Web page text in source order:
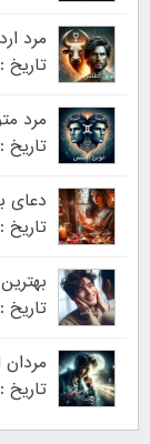
مرد
تاریخ : 14 / آذر / 1403
مرد
تاریخ : 14 / آذر / 1403
دعای
تاریخ : 10 / آذر / 1403
تاریخ : 25 / اردیبهشت / 1403
تاریخ : 25 / اردیبهشت / 1403